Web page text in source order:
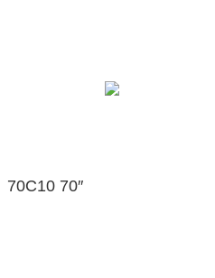
70C10 70″